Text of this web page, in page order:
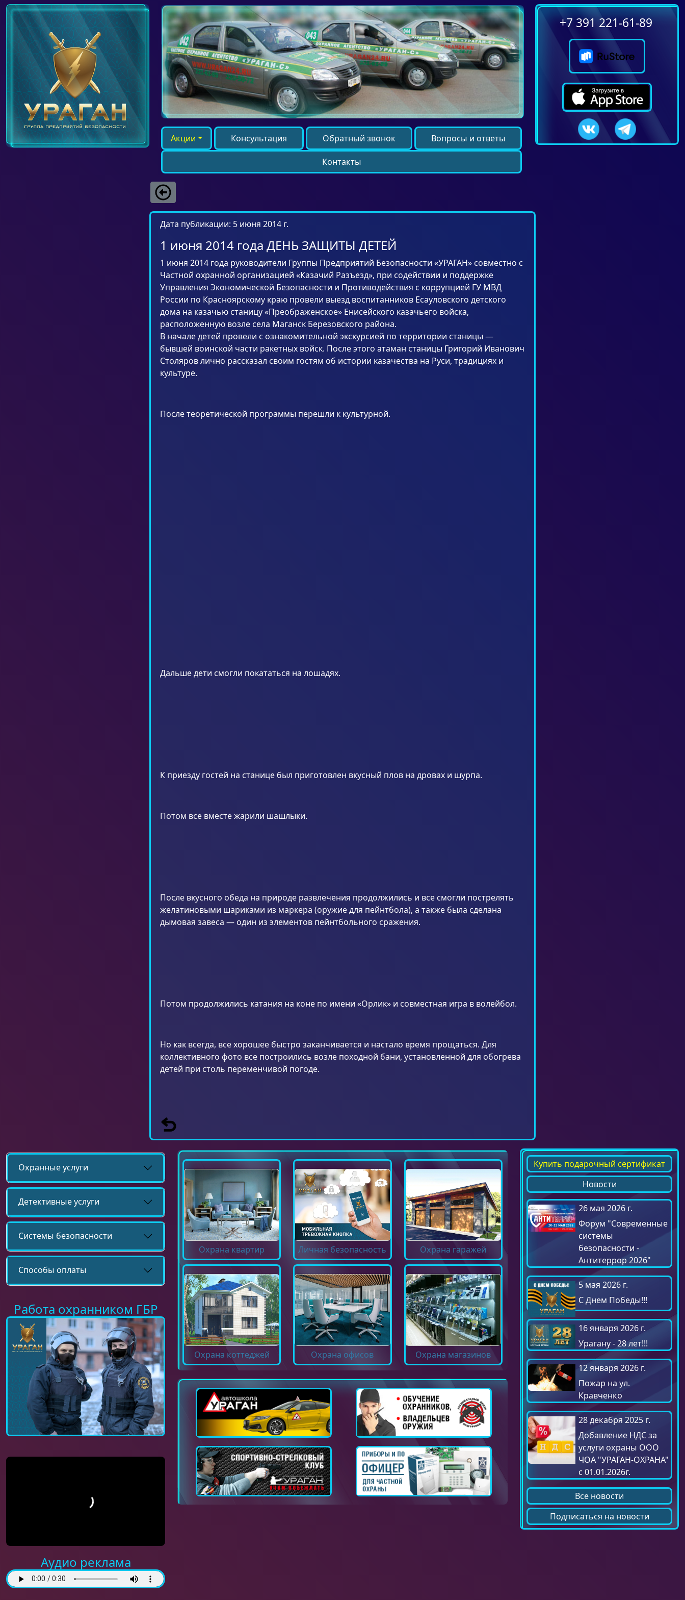
Акции Консультация Обратный звонок Вопросы и ответы
Контакты
+7 391 221-61-89
Дата публикации: 5 июня 2014 г.
1 июня 2014 года ДЕНЬ ЗАЩИТЫ ДЕТЕЙ
1 июня 2014 года руководители Группы Предприятий Безопасности «УРАГАН» совместно с
Частной охранной организацией «Казачий Разъезд», при содействии и поддержке
Управления Экономической Безопасности и Противодействия с коррупцией ГУ МВД
России по Красноярскому краю провели выезд воспитанников Есауловского детского
дома на казачью станицу «Преображенское» Енисейского казачьего войска,
расположенную возле села Маганск Березовского района.
В начале детей провели с ознакомительной экскурсией по территории станицы —
бывшей воинской части ракетных войск. После этого атаман станицы Григорий Иванович
Столяров лично рассказал своим гостям об истории казачества на Руси, традициях и
культуре.
После теоретической программы перешли к культурной.
Дальше дети смогли покататься на лошадях.
К приезду гостей на станице был приготовлен вкусный плов на дровах и шурпа.
Потом все вместе жарили шашлыки.
После вкусного обеда на природе развлечения продолжились и все смогли пострелять
желатиновыми шариками из маркера (оружие для пейнтбола), а также была сделана
дымовая завеса — один из элементов пейнтбольного сражения.
Потом продолжились катания на коне по имени «Орлик» и совместная игра в волейбол.
Но как всегда, все хорошее быстро заканчивается и настало время прощаться. Для
коллективного фото все построились возле походной бани, установленной для обогрева
детей при столь переменчивой погоде.
Охранные услуги
Детективные услуги
Системы безопасности
Способы оплаты
Работа охранником ГБР
Аудио реклама
Охрана квартир Личная безопасность Охрана гаражей
Охрана коттеджей Охрана офисов Охрана магазинов
Купить подарочный сертификат
Новости
26 мая 2026 г.
Форум "Современные
системы
безопасности -
Антитеррор 2026"
5 мая 2026 г.
С Днем Победы!!!
16 января 2026 г.
Урагану - 28 лет!!!
12 января 2026 г.
Пожар на ул.
Кравченко
28 декабря 2025 г.
Добавление НДС за
услуги охраны ООО
ЧОА "УРАГАН-ОХРАНА"
с 01.01.2026г.
Все новости
Подписаться на новости